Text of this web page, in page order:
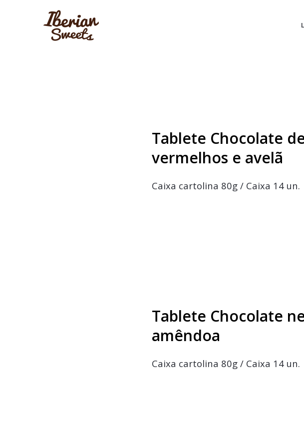
Tablete Chocolate
vermelhos e avelã
Caixa cartolina 80g / Caixa 14 un.
Tablete Chocolate
amêndoa
Caixa cartolina 80g / Caixa 14 un.